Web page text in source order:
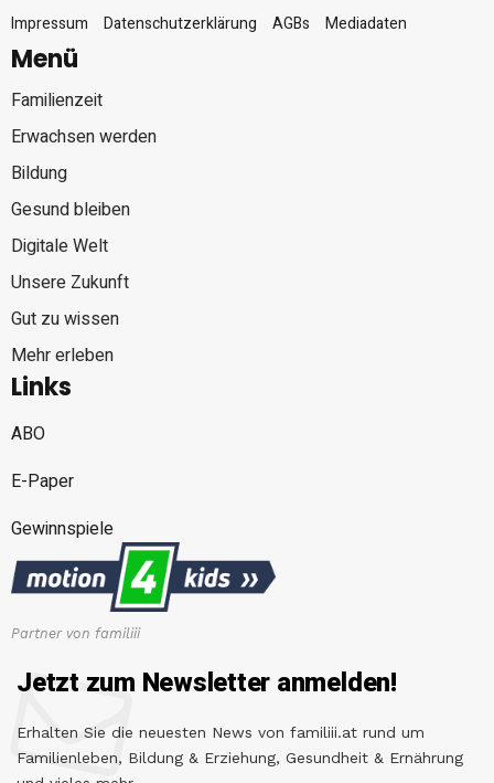
Impressum
Datenschutzerklärung AGBs Mediadaten
Menü
Familienzeit
Erwachsen werden
Bildung
Gesund bleiben
Digitale Welt
Unsere Zukunft
Gut zu wissen
Mehr erleben
Links
ABO
E-Paper
Gewinnspiele
Partner von familiii
Jetzt zum Newsletter anmelden!
Erhalten Sie die neuesten News von familiii.at rund um
Familienleben, Bildung & Erziehung, Gesundheit & Ernährung